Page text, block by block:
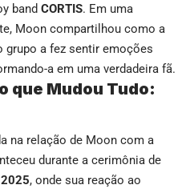
band CORTIS. Em uma
Moon compartilhou como a
grupo a fez sentir emoções
a em uma verdadeira fã.
que Mudou Tudo:
na relação de Moon com a
durante a cerimônia de
, onde sua reação ao